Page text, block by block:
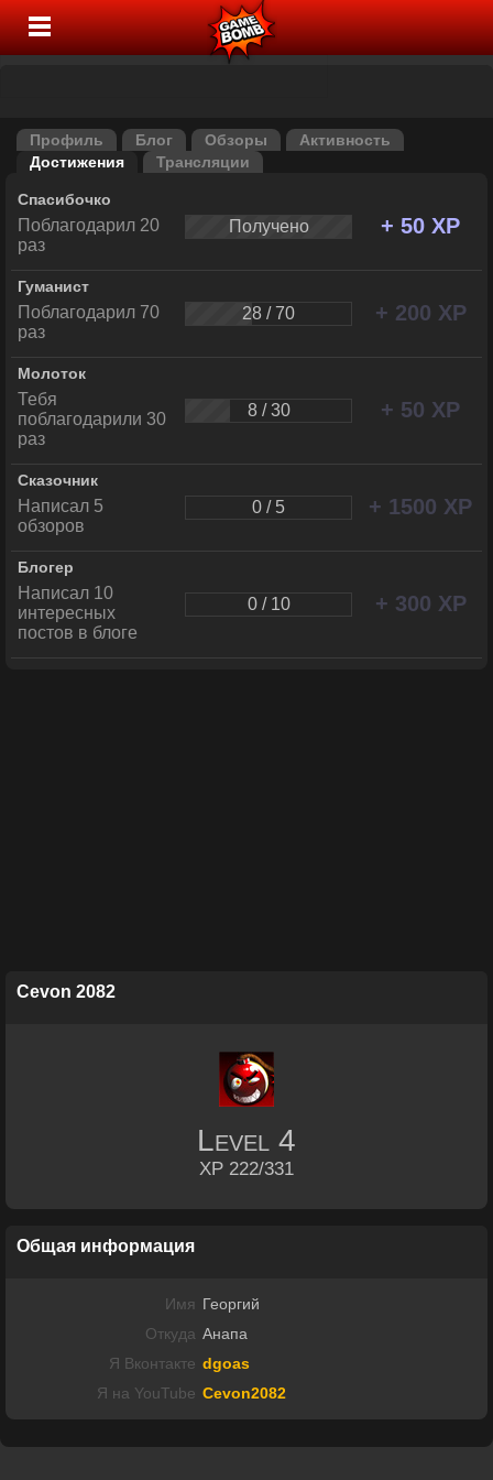
Профиль Блог Обзоры
Активность
Достижения
Трансляции
Спасибочко
Поблагодарил 20
раз
Получено + 50 XP
Гуманист
Поблагодарил 70
раз
28 / 70 + 200 XP
Молоток
Тебя
поблагодарили 30
раз
8 / 30 + 50 XP
Сказочник
Написал 5
обзоров
0 / 5 + 1500 XP
Блогер
Написал 10
интересных
постов в блоге
0 / 10 + 300 XP
Cevon 2082
Level 4
XP 222/331
Общая информация
Имя Георгий
Откуда Анапа
Я Вконтакте dgoas
Я на YouTube Cevon2082